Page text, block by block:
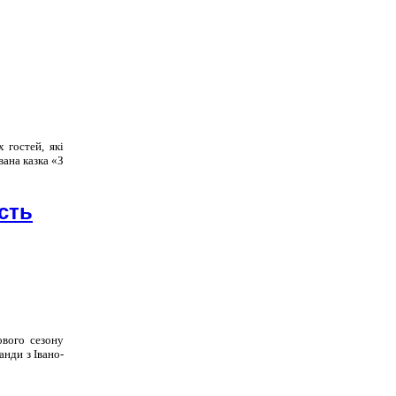
які
казка «З
сезону
з Івано-